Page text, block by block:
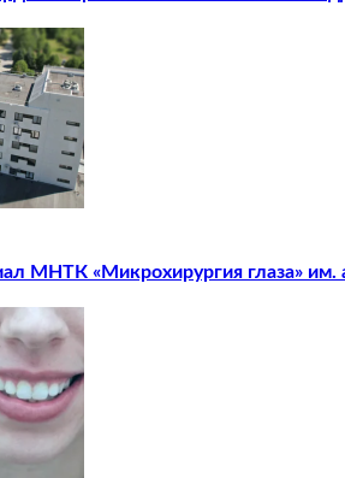
МНТК «Микрохирургия глаза» им.